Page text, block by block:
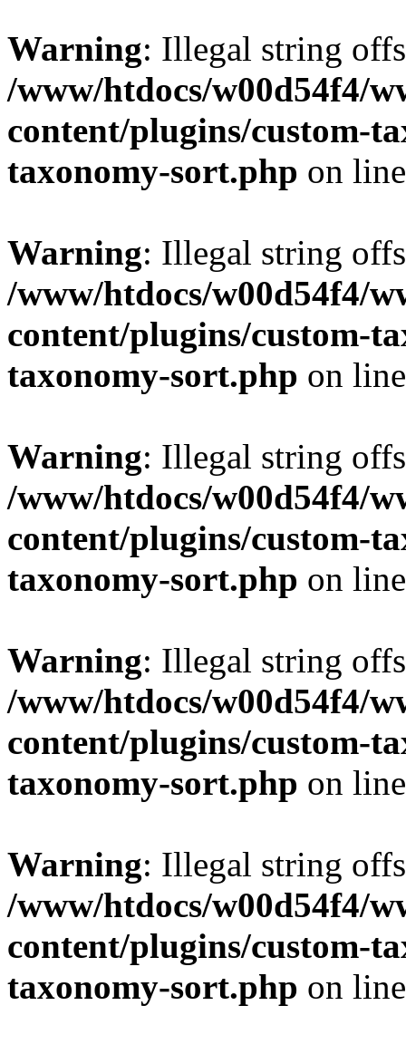
Warning: Illegal string
/www/htdocs/w00d54f4/
content/plugins/custom-
taxonomy-sort.php on
Warning: Illegal string
/www/htdocs/w00d54f4/
content/plugins/custom-
taxonomy-sort.php on
Warning: Illegal string
/www/htdocs/w00d54f4/
content/plugins/custom-
taxonomy-sort.php on
Warning: Illegal string
/www/htdocs/w00d54f4/
content/plugins/custom-
taxonomy-sort.php on
Warning: Illegal string
/www/htdocs/w00d54f4/
content/plugins/custom-
taxonomy-sort.php on